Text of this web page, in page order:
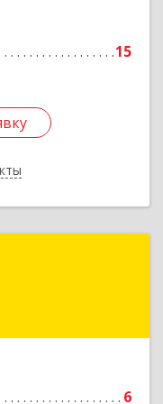
15
6
Посадский р-
Подробнее